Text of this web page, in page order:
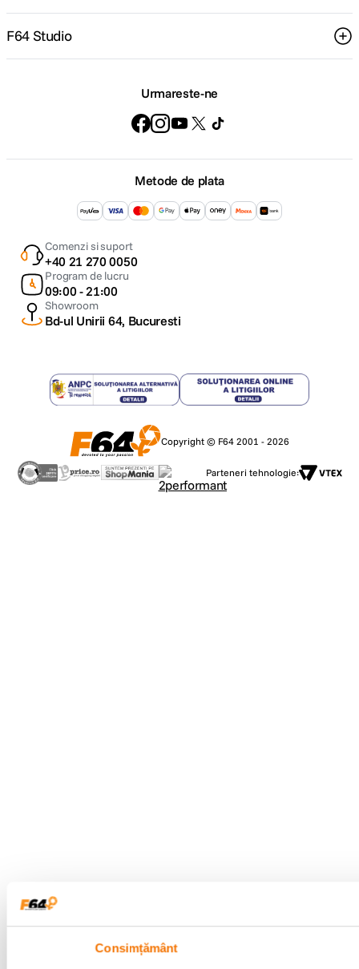
Consimțământ
F64 Studio
Urmareste-ne
Metode de plata
Comenzi si suport
+40 21 270 0050
Program de lucru
09:00 - 21:00
Showroom
Bd-ul Unirii 64, Bucuresti
Copyright © F64 2001 - 2026
Parteneri tehnologie: